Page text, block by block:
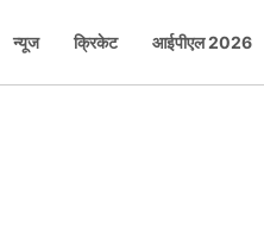
न्यूज क्रिकेट आईपीएल 2026